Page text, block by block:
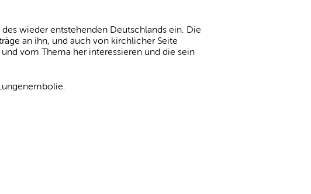
wieder entstehenden Deutschlands ein. Die
an ihn, und auch von kirchlicher Seite
vom Thema her interessieren und die sein